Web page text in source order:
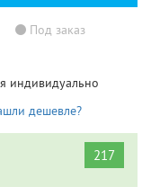
Под заказ
индивидуально
дешевле?
217